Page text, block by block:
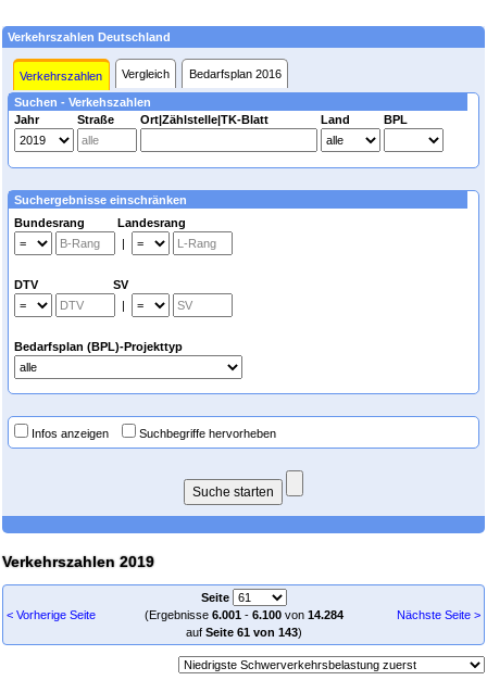
Verkehrszahlen Deutschland
Verkehrszahlen Vergleich Bedarfsplan 2016
Suchen - Verkehszahlen
Jahr
Straße Ort|Zählstelle|TK-Blatt Land BPL
Suchergebnisse einschränken
Bundesrang Landesrang
|
DTV SV
|
Bedarfsplan (BPL)-Projekttyp
Infos anzeigen Suchbegriffe hervorheben
Verkehrszahlen 2019
< Vorherige Seite
Seite
(Ergebnisse 6.001- 6.100von 14.284
auf Seite 61 von 143)
Nächste Seite >